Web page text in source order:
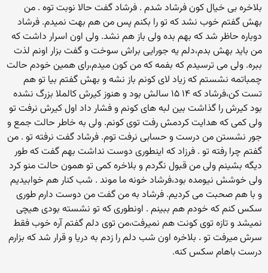
بلاخره بی خیال کون فرشاد شدم . فرشاد گفت حالا نوبت توه . من
بهش گفتم خوب نشد که تو را بکنم پس من هم بهت نمیدم. فرشاد
دوباره حاظر شد که بهم بده ولی باز هم نشد. ولی اون اسرار داشت که
من باید بهش بدم،دلم یه جورایی براش سوخت و گفت بزار اونم لذت
ببره. ولی می ترسیدم که بفمه که من کون میدم،رای همین خودم حالت
چمباتمه نشستم که زیاد لای کونم باز نشه و بهش گفتم بیا تو هم
تست کن،فرشاد که ۱۴ ۱۵ سالش بود و هنوز کیرش کالملا بزرگ نشده
بود کیرش را گذاشت بین لبه های کونم و فشار داد اول کیرش نرفت تو
ولی کمی که هدایت کردمش رفت توی کونم. ولی به خاطر حالت جمع و
جور نشستن من درست و حسابی نرفت توم. فرشاد گفت نرفته تو . من
گفتم چرا رفته تو . فرزاد که اینطوری دوست نداشت بهم گفت که طور
دیگه بشینم ولی من قبول نگردم و بلاخره کمی تو همون حالت منو کرد
ولی خوشش نیومده بود،فرشاد خونه ما موند . شب کنار هم خوابیدیم
و با هم صحبت می کردیم. فرشاد به من گفت من دوست دارم طوری
سکس کنم که خودم هم ببینم . اونطوری که تو نشسته بودی هیچی
نمیشد و تازه توی کونت هم نمیرفت،من توی دلم گفتم آره خوب فقط
سرش میرفت تو . بلاخره اون شب دلم را زدم به دریا و قرار شد که بزارم
درست باهام سکس کنه.